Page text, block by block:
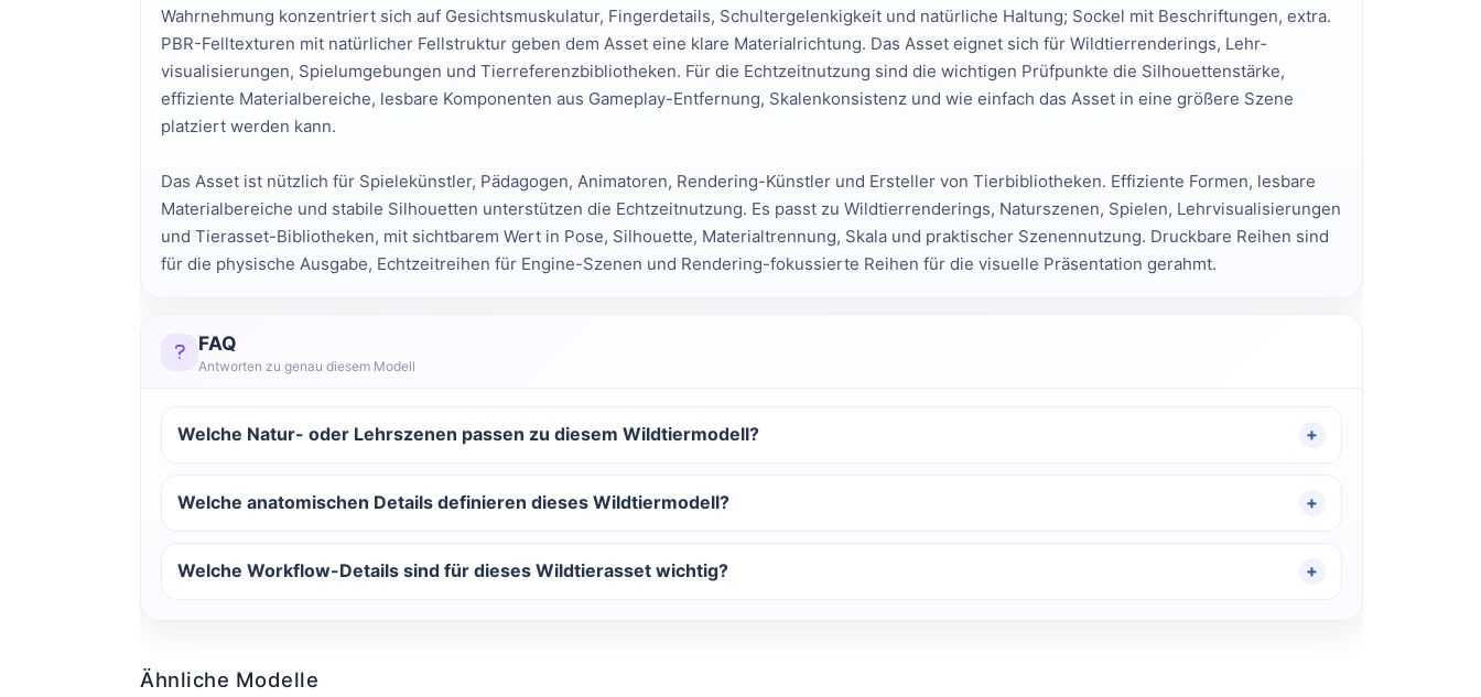
Wahrnehmung konzentriert sich auf Gesichts­muskulatur, Finger­details, Schulter­gelenkigkeit und natürliche Haltung; Sockel mit Beschriftungen, extra.
PBR-Fell­texturen mit natürlicher Fell­struktur geben dem Asset eine klare Material­richtung. Das Asset eignet sich für Wildtier­renderings, Lehr­
visualisierungen, Spiel­umgebungen und Tier­referenz­bibliotheken. Für die Echtzeit­nutzung sind die wichtigen Prüfpunkte die Silhouetten­stärke,
effiziente Material­bereiche, lesbare Komponenten aus Gameplay-Entfernung, Skalen­konsistenz und wie einfach das Asset in eine größere Szene
platziert werden kann.
Das Asset ist nützlich für Spiele­künstler, Pädagogen, Animatoren, Rendering-Künstler und Ersteller von Tier­bibliotheken. Effiziente Formen, lesbare
Material­bereiche und stabile Silhouetten unterstützen die Echtzeit­nutzung. Es passt zu Wildtier­renderings, Naturszenen, Spielen, Lehr­visualisierungen
und Tier­asset-Bibliotheken, mit sichtbarem Wert in Pose, Silhouette, Material­trennung, Skala und praktischer Szenen­nutzung. Druckbare Reihen sind
für die physische Ausgabe, Echtzeit­reihen für Engine-Szenen und Rendering-fokussierte Reihen für die visuelle Präsentation gerahmt.
FAQ
Antworten zu genau diesem Modell
Welche Natur- oder Lehr­szenen passen zu diesem Wildtier­modell?
Welche anatomischen Details definieren dieses Wildtier­modell?
Welche Workflow-Details sind für dieses Wildtier­asset wichtig?
Ähnliche Modelle